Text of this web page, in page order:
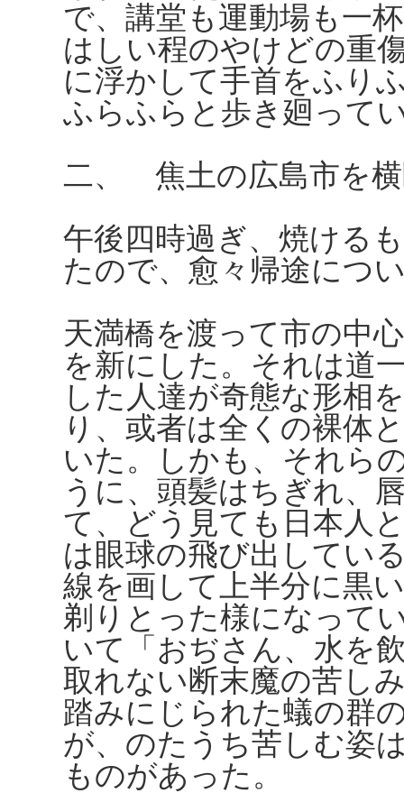
で、講堂も運動場も一
はしい程のやけどの重
に浮かして手首をふり
ふらふらと歩き廻って
二、 焦土の広島市を
午後四時過ぎ、焼ける
たので、愈々帰途につ
天満橋を渡って市の中
を新にした。それは道
した人達が奇態な形相
り、或者は全くの裸体
いた。しかも、それら
うに、頭髪はちぎれ、
て、どう見ても日本人
は眼球の飛び出してい
線を画して上半分に黒
剃りとった様になって
いて「おぢさん、水を
取れない断末魔の苦し
踏みにじられた蟻の群
が、のたうち苦しむ姿
ものがあった。